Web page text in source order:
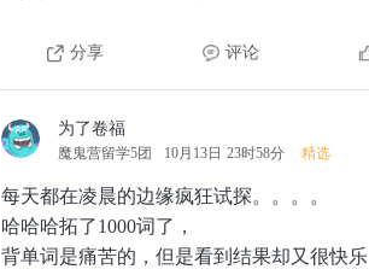
分享 评论
为了卷福
魔鬼营留学5团 10月13日 23时58分 精选
每天都在凌晨的边缘疯狂试探。。。。
哈哈哈拓了1000词了，
背单词是痛苦的，但是看到结果却又很快乐